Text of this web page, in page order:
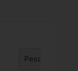
Pesquisar